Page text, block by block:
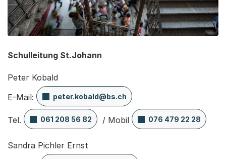
Schulleitung St.Johann
Peter Kobald
E-Mail:
peter.kobald@bs.ch
Tel. 061 208 56 82 / Mobil 076 479 22 28
Sandra Pichler Ernst